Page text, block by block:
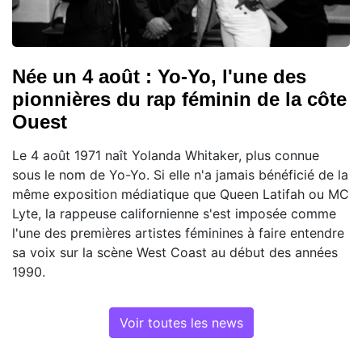
Née un 4 août : Yo-Yo, l'une des
pionnières du rap féminin de la côte
Ouest
Le 4 août 1971 naît Yolanda Whitaker, plus connue
sous le nom de Yo-Yo. Si elle n'a jamais bénéficié de la
même exposition médiatique que Queen Latifah ou MC
Lyte, la rappeuse californienne s'est imposée comme
l'une des premières artistes féminines à faire entendre
sa voix sur la scène West Coast au début des années
1990.
Voir toutes les news